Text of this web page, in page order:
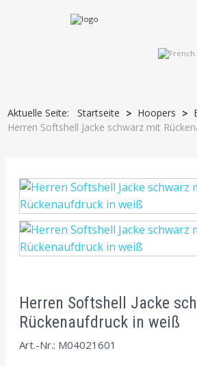
Aktuelle Seite: Startseite > Hoopers >
Herren Softshell Jacke schwarz mit
Herren Softshell Jacke
Rückenaufdruck in weiß
Art.-Nr.: M04021601